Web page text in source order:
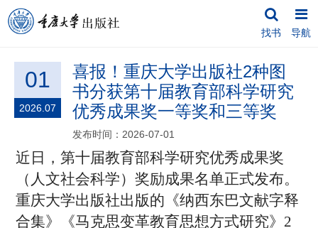
找书 导航
01
2026.07
喜报！重庆大学出版社2种图
书分获第十届教育部科学研究
优秀成果奖一等奖和三等奖
发布时间：2026-07-01
近日，第十届教育部科学研究优秀成果奖
（人文社会科学）奖励成果名单正式发布。
重庆大学出版社出版的《纳西东巴文献字释
合集》《马克思变革教育思想方式研究》 2